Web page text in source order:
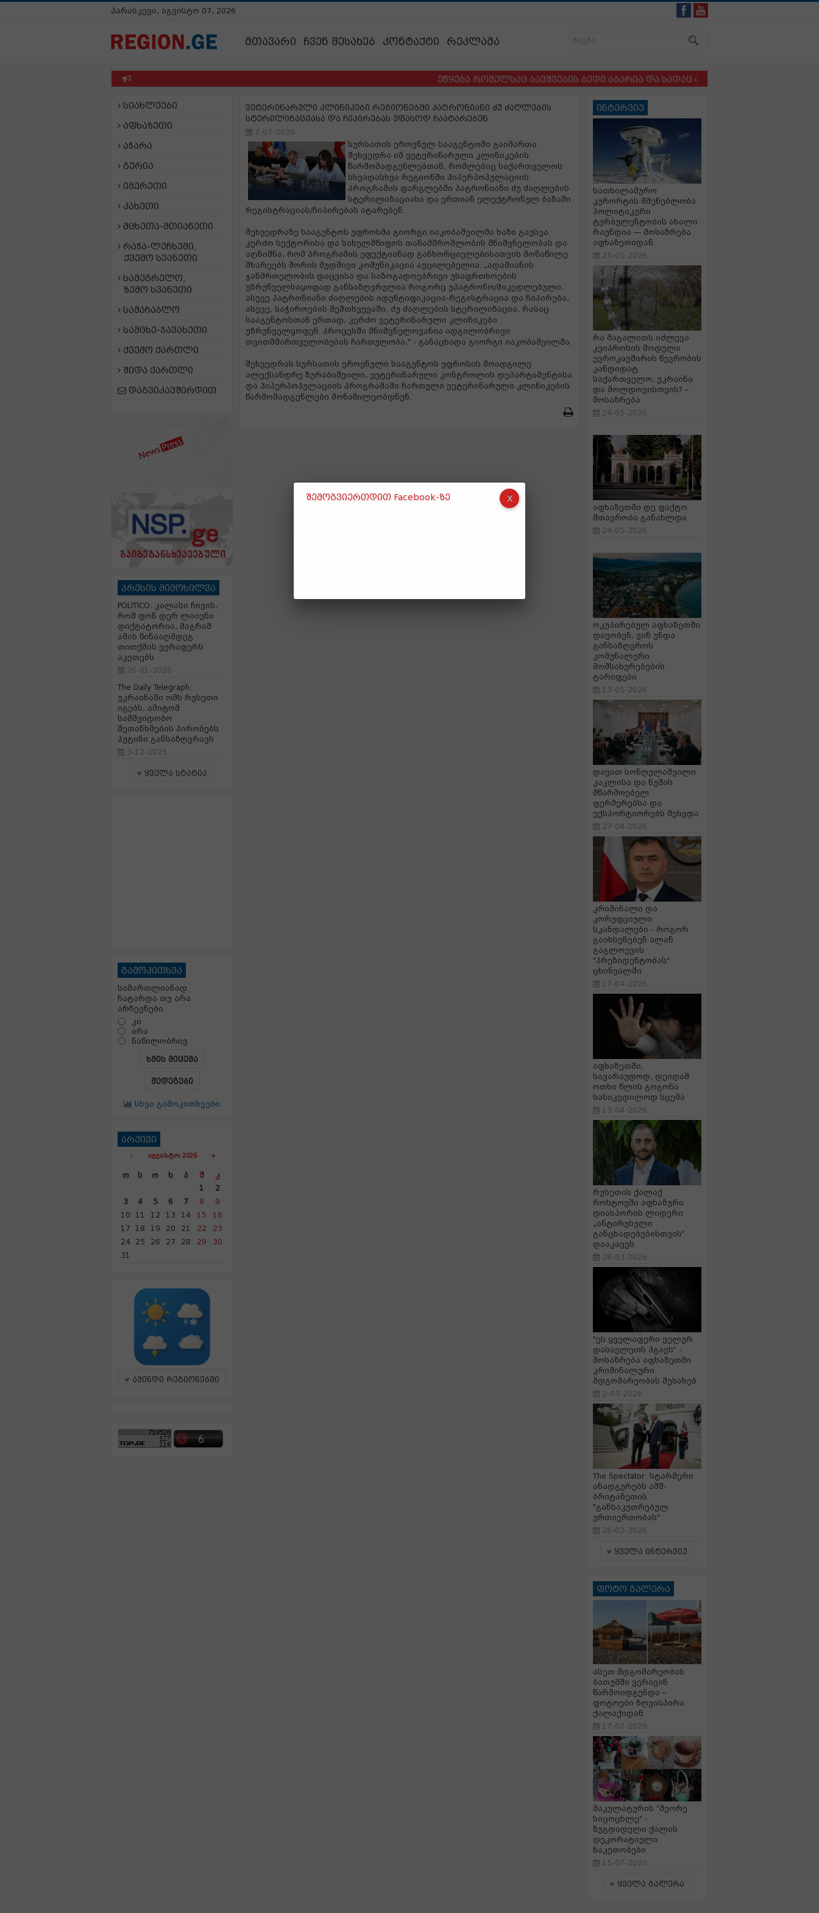
პარასკევი, აგვისტო 07, 2026
მთავარი ჩვენ შესახებ კონტაქტი რეკლამა
უწყება რომელსაც ბავშვების ბედი აბარია და სადაც ბავშვსა და ძაღლს
სიახლეები
აფხაზეთი
აჭარა
გურია
იმერეთი
კახეთი
მცხეთა-მთიანეთი
რაჭა-ლეჩხუმი,
ქვემო სვანეთი
სამეგრელო,
ზემო სვანეთი
სამაჩაბლო
სამცხე-ჯავახეთი
ქვემო ქართლი
შიდა ქართლი
დაგვიკავშირდით
პრესის მიმოხილვა
POLITICO: კალასი ჩივის,
რომ ფონ დერ ლაიენი
დიქტატორია, მაგრამ
ამის წინააღმდეგ
თითქმის ვერაფერს
აკეთებს
26-01-2026
The Daily Telegraph:
უკრაინაში ომს რუსეთი
იგებს, ამიტომ
სამშვიდობო
შეთანხმების პირობებს
პუტინი განსაზღვრავს
3-12-2025
ყველა სტატია
გამოკითხვა
სამართლიანად
ჩატარდა თუ არა
არჩევნები
კი
არა
ნაწილობრივ
ხმის მიცემა
შედეგები
სხვა გამოკითხვები
არქივი
« ᲐᲒᲕᲘᲡᲢᲝ 2026 »
Ო Ს Ო Ხ Პ Შ
Კ
1
2
3
4 5 6 7 8
9
10
11 12 13 14 15
16
17
18 19 20 21 22
23
24
25 26 27 28 29
30
31
ამინდი რეგიონებში
ვეტერინარული კლინიკები რეგიონებში პატრონიანი ძუ ძაღლების
სტერილიზაციასა და ჩიპირებას უფასოდ ჩაატარებენ
7-07-2026
სურსათის ეროვნულ სააგენტოში გაიმართა
შეხვედრა იმ ვეტერინარული კლინიკების
წარმომადგენლებთან, რომლებიც საქართველოს
სხვადასხვა რეგიონში ჰიპერპოპულაციის
პროგრამის ფარგლებში პატრონიანი ძუ ძაღლების
სტერილიზაციასა და ერთიან ელექტრონულ ბაზაში
რეგისტრაციას/ჩიპირებას ატარებენ.
შეხვედრაზე სააგენტოს უფროსმა გიორგი იაკობაშვილმა ხაზი გაუსვა
კერძო სექტორისა და სახელმწიფოს თანამშრომლობის მნიშვნელობას და
აღნიშნა, რომ პროგრამის ეფექტიანად განხორციელებისათვის მონაწილე
მხარეებს შორის მუდმივი კომუნიკაცია აუცილებელია. „ადამიანის
ჯანმრთელობის დაცვისა და საზოგადოებრივი უსაფრთხოების
უზრუნველსაყოფად განსაზღვრულია როგორც უპატრონო/მიკედლებული,
ასევე პატრონიანი ძაღლების იდენტიფიკაცია-რეგისტრაცია და ჩიპირება,
ასევე, საჭიროების შემთხვევაში, ძუ ძაღლების სტერილიზაცია, რასაც
სააგენტოსთან ერთად, კერძო ვეტერინარული კლინიკები
უზრუნველყოფენ. პროცესში მნიშვნელოვანია ადგილობრივი
თვითმმართველობების ჩართულობა," - განაცხადა გიორგი იაკობაშვილმა.
შეხვედრას სურსათის ეროვნული სააგენტოს უფროსის მოადგილე
ალექსანდრე ზურაბიშვილი, ვეტერინარული კონტროლის დეპარტამენტისა
და ჰიპერპოპულაციის პროგრამაში ჩართული ვეტერინარული კლინიკების
წარმომადგენლები მონაწილეობდნენ.
ინტერვიუ
სათხილამურო
კურორტის მშენებლობა
პოლიტიკური
ტურბულენტობის ახალი
რაუნდია — მოსაზრება
აფხაზეთიდან
25-05-2026
რა მაგალითს იძლევა
კვიპროსის მოდელი
ევროკავშირის წევრობის
კანდიდატ
საქართველო, უკრაინა
და მოლდოვისთვის? –
მოსაზრება
24-05-2026
აფხაზეთში დე ფაქტო
მთავრობა განახლდა
24-05-2026
ოკუპირებულ აფხაზეთში
დავობენ, ვინ უნდა
განსაზღვროს
კომუნალური
მომსახურებების
ტარიფები
13-05-2026
დავით სონღულაშვილი
კაკლისა და ნუშის
მწარმოებელ
ფერმერებსა და
ექსპორტიორებს შეხვდა
27-04-2026
კრიმინალი და
კორუფციული
სკანდალები - როგორ
გაიხსენებენ ალან
გაგლოევის
"პრეზიდენტობას"
ცხინვალში
17-04-2026
აფხაზეთში,
სავარაუდოდ, დეიდამ
ოთხი წლის გოგონა
სასიკვდილოდ სცემა
13-04-2026
რუსეთის ქალაქ
როსტოვში აფხაზური
დიასპორის ლიდერი
„ანტირუსული
განცხადებებისთვის“
დააკავეს
28-03-2026
"ეს ყველაფერი ველურ
დასავლეთს ჰგავს“ -
მოსაზრება აფხაზეთში
კრიმინალური
მდგომარეობის შესახებ
2-03-2026
The Spectator: სტარმერი
ანადგურებს აშშ-
ბრიტანეთის
"განსაკუთრებულ
ურთიერთობას"
26-02-2026
ყველა ინტერვიუ
ფოტო გალერა
ასეთ მდგომარეობას
ბათუმში ვერავინ
წარმოიდგენდა –
ფოტოები ზღვისპირა
ქალაქიდან
17-07-2020
მაკულატურის "მეორე
სიცოცხლე" -
ზუგდიდელი ქალის
დეკორატიული
ნაკეთობები
15-07-2020
ყველა გალერა
შემოგვიერთდით Facebook-ზე